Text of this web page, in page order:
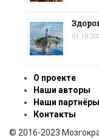
О проекте
Наши авторы
Наши партнёры
Контакты
© 2016-2023